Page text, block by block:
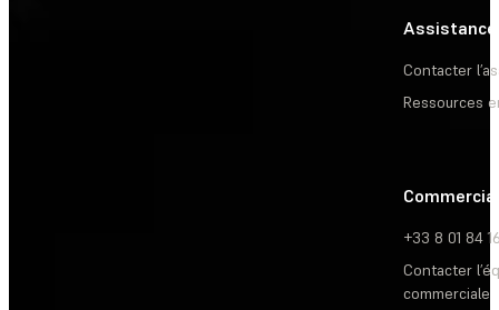
Assistance
Contacter
Ressources
Commercial
+33 8 01 84
Contacter
commerciale